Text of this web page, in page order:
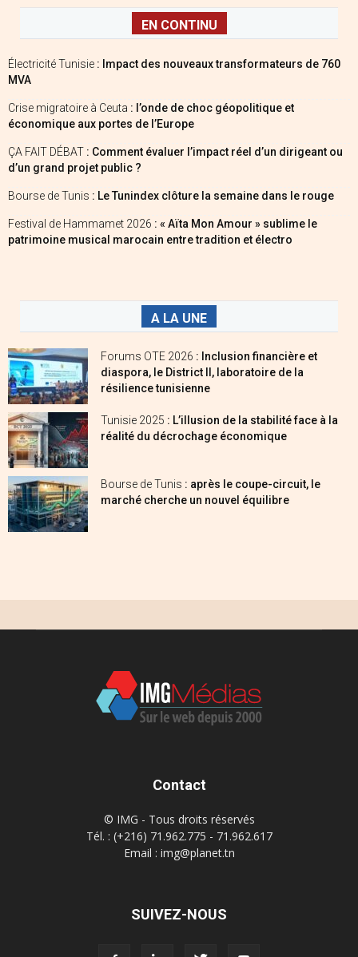
EN CONTINU
Électricité Tunisie : Impact des nouveaux transformateurs de 760
MVA
Crise migratoire à Ceuta : l’onde de choc géopolitique et
économique aux portes de l’Europe
ÇA FAIT DÉBAT : Comment évaluer l’impact réel d’un dirigeant ou
d’un grand projet public ?
Bourse de Tunis : Le Tunindex clôture la semaine dans le rouge
Festival de Hammamet 2026 : « Aïta Mon Amour » sublime le
patrimoine musical marocain entre tradition et électro
A LA UNE
Forums OTE 2026 : Inclusion financière et
diaspora, le District II, laboratoire de la
résilience tunisienne
Tunisie 2025 : L’illusion de la stabilité face à la
réalité du décrochage économique
Bourse de Tunis : après le coupe-circuit, le
marché cherche un nouvel équilibre
Contact
© IMG - Tous droits réservés
Tél. : (+216) 71.962.775 - 71.962.617
Email : img@planet.tn
SUIVEZ-NOUS